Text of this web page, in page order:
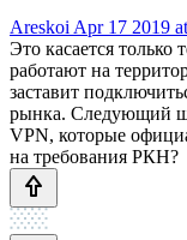
Areskoi Apr 17 2019
Это касается
работают на
заставит
рынка. Следующий
VPN, которые
на требования РКН?